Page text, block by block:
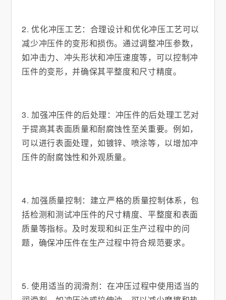
2. 优化冲压工艺：合理设计和优化冲压工艺可以
减少冲压件的变形和损伤。通过调整冲压参数，
如冲击力、冲头形状和冲压速度等，可以控制冲
压件的变形，并确保其平整度和尺寸精度。
3. 加强冲压件的后处理：冲压件的后处理工艺对
于提高其表面质量和耐腐蚀性至关重要。例如，
可以进行表面处理，如镀锌、喷涂等，以增加冲
压件的耐腐蚀性和外观质量。
4. 加强质量控制：建立严格的质量控制体系，包
括检测和测试冲压件的尺寸精度、平整度和表面
质量等指标。及时发现和纠正生产过程中的问
题，确保冲压件在生产过程中符合规范要求。
5. 使用适当的润滑剂：在冲压过程中使用适当的